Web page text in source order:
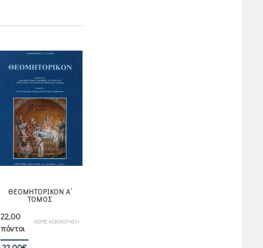
ΘΕΟΜΗΤΟΡΙΚΟΝ Α’
ΤΟΜΟΣ
ΧΩΡΙΣ ΑΞΙΟΛΟΓΗΣΗ
22,00
πόντοι